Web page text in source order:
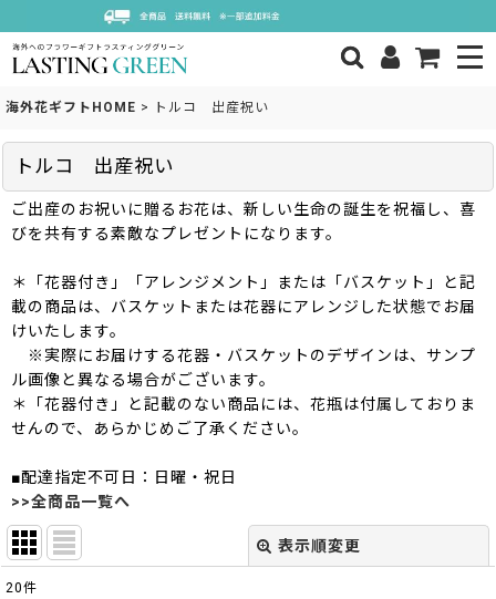
海外花ギフトHOME > トルコ 出産祝い
トルコ 出産祝い
ご出産のお祝いに贈るお花は、新しい生命の誕生を祝福し、喜
びを共有する素敵なプレゼントになります。
＊「花器付き」「アレンジメント」または「バスケット」と記
載の商品は、バスケットまたは花器にアレンジした状態でお届
けいたします。
※実際にお届けする花器・バスケットのデザインは、サンプ
ル画像と異なる場合がございます。
＊「花器付き」と記載のない商品には、花瓶は付属しておりま
せんので、あらかじめご了承ください。
■配達指定不可日：日曜・祝日
>>全商品一覧へ
表示順変更
20件